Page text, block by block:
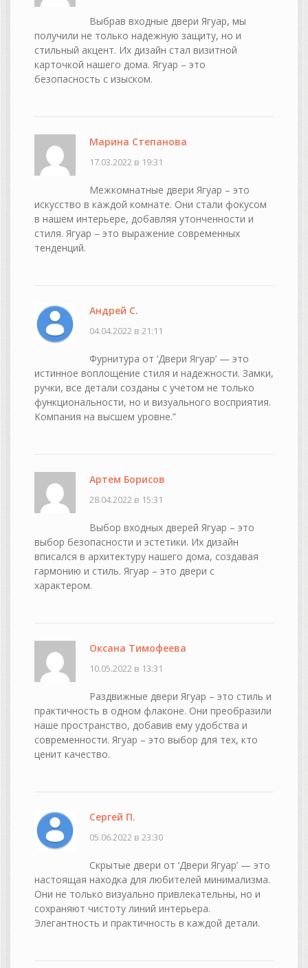
Выбрав входные двери Ягуар, мы
получили не только надежную защиту, но и
стильный акцент. Их дизайн стал визитной
карточкой нашего дома. Ягуар – это
безопасность с изыском.
Марина Степанова
17.03.2022 в 19:31
Межкомнатные двери Ягуар – это
искусство в каждой комнате. Они стали фокусом
в нашем интерьере, добавляя утонченности и
стиля. Ягуар – это выражение современных
тенденций.
Андрей С.
04.04.2022 в 21:11
Фурнитура от ‘Двери Ягуар’ — это
истинное воплощение стиля и надежности. Замки,
ручки, все детали созданы с учетом не только
функциональности, но и визуального восприятия.
Компания на высшем уровне.”
Артем Борисов
28.04.2022 в 15:31
Выбор входных дверей Ягуар – это
выбор безопасности и эстетики. Их дизайн
вписался в архитектуру нашего дома, создавая
гармонию и стиль. Ягуар – это двери с
характером.
Оксана Тимофеева
10.05.2022 в 13:31
Раздвижные двери Ягуар – это стиль и
практичность в одном флаконе. Они преобразили
наше пространство, добавив ему удобства и
современности. Ягуар – это выбор для тех, кто
ценит качество.
Сергей П.
05.06.2022 в 23:30
Скрытые двери от ‘Двери Ягуар’ — это
настоящая находка для любителей минимализма.
Они не только визуально привлекательны, но и
сохраняют чистоту линий интерьера.
Элегантность и практичность в каждой детали.